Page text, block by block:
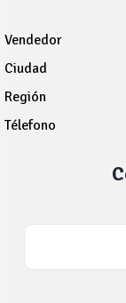
Vendedor
Ciudad
Región
Télefono